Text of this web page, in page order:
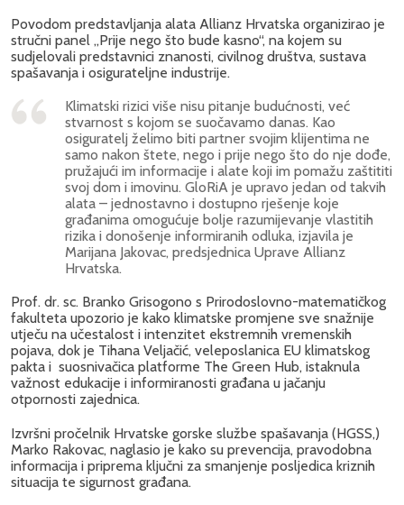
Povodom predstavljanja alata Allianz Hrvatska organizirao je
stručni panel „Prije nego što bude kasno“, na kojem su
sudjelovali predstavnici znanosti, civilnog društva, sustava
spašavanja i osigurateljne industrije.
Klimatski rizici više nisu pitanje budućnosti, već
stvarnost s kojom se suočavamo danas. Kao
osiguratelj želimo biti partner svojim klijentima ne
samo nakon štete, nego i prije nego što do nje dođe,
pružajući im informacije i alate koji im pomažu zaštititi
svoj dom i imovinu. GloRiA je upravo jedan od takvih
alata – jednostavno i dostupno rješenje koje
građanima omogućuje bolje razumijevanje vlastitih
rizika i donošenje informiranih odluka, izjavila je
Marijana Jakovac, predsjednica Uprave Allianz
Hrvatska.
Prof. dr. sc. Branko Grisogono s Prirodoslovno-matematičkog
fakulteta upozorio je kako klimatske promjene sve snažnije
utječu na učestalost i intenzitet ekstremnih vremenskih
pojava, dok je Tihana Veljačić, veleposlanica EU klimatskog
pakta i suosnivačica platforme The Green Hub, istaknula
važnost edukacije i informiranosti građana u jačanju
otpornosti zajednica.
Izvršni pročelnik Hrvatske gorske službe spašavanja (HGSS,)
Marko Rakovac, naglasio je kako su prevencija, pravodobna
informacija i priprema ključni za smanjenje posljedica kriznih
situacija te sigurnost građana.